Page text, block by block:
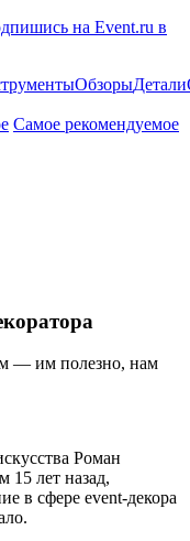
на Event.ru в
ОбзорыДетали
Самое рекомендуемое
— им полезно, нам
Роман
15 лет назад,
в сфере event-декора